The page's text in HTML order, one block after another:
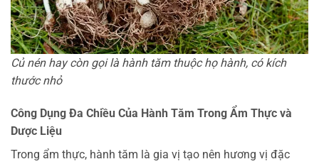
Củ nén hay còn gọi là hành tăm thuộc họ hành, có kích
thước nhỏ
Công Dụng Đa Chiều Của Hành Tăm Trong Ẩm Thực và
Dược Liệu
Trong ẩm thực, hành tăm là gia vị tạo nên hương vị đặc